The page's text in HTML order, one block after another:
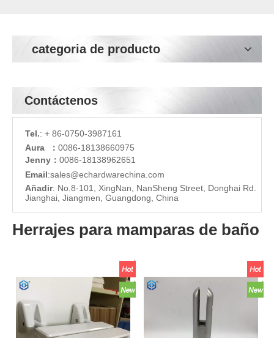
categoria de producto
Contáctenos
Tel.: + 86-0750-3987161
Aura ： 0086-18138660975
Jenny： 0086-18138962651
Email:sales@echardwarechina.com
Añadir: No.8-101, XingNan, NanSheng Street, Donghai Rd.
Jianghai, Jiangmen, Guangdong, China
Herrajes para mamparas de baño